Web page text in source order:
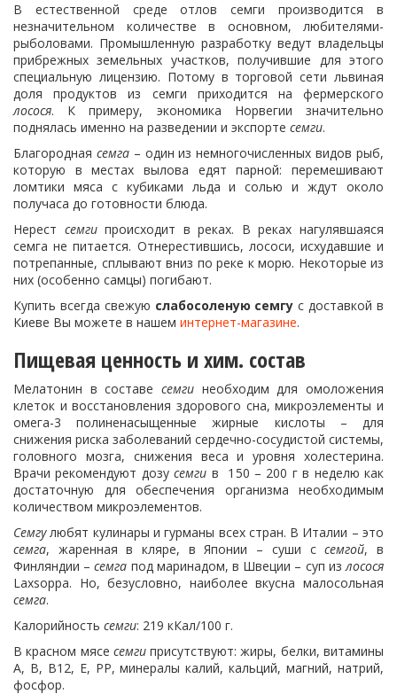
В естественной среде отлов семги производится в
незначительном количестве в основном, любителями-
рыболовами. Промышленную разработку ведут владельцы
прибрежных земельных участков, получившие для этого
специальную лицензию. Потому в торговой сети львиная
доля продуктов из семги приходится на фермерского
лосося. К примеру, экономика Норвегии значительно
поднялась именно на разведении и экспорте семги.
Благородная семга– один из немногочисленных видов рыб,
которую в местах вылова едят парной: перемешивают
ломтики мяса с кубиками льда и солью и ждут около
получаса до готовности блюда.
Нерест семгипроисходит в реках. В реках нагулявшаяся
семга не питается. Отнерестившись, лососи, исхудавшие и
потрепанные, сплывают вниз по реке к морю. Некоторые из
них (особенно самцы) погибают.
Купить всегда свежую слабосоленую семгу с доставкой в
Киеве Вы можете в нашем интернет-магазине.
Пищевая ценность и хим. состав
Мелатонин в составе семги необходим для омоложения
клеток и восстановления здорового сна, микроэлементы и
омега-3 полиненасыщенные жирные кислоты – для
снижения риска заболеваний сердечно-сосудистой системы,
головного мозга, снижения веса и уровня холестерина.
Врачи рекомендуют дозусемги в 150 – 200 г в неделю как
достаточную для обеспечения организма необходимым
количеством микроэлементов.
Семгулюбят кулинары и гурманы всех стран. В Италии – это
семга, жаренная в кляре, в Японии – суши ссемгой, в
Финляндии –семга под маринадом, в Швеции – суп излосося
Laxsoppa. Но, безусловно, наиболее вкусна малосольная
семга.
Калорийность семги: 219 кКал/100 г.
В красном мясе семгиприсутствуют: жиры, белки, витамины
А, В, В12, Е, PP, минералы калий, кальций, магний, натрий,
фосфор.